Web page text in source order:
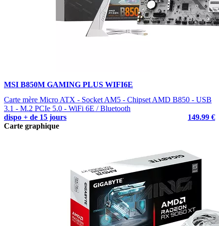
MSI B850M GAMING PLUS WIFI6E
Carte mère Micro ATX - Socket AM5 - Chipset AMD B850 - USB
3.1 - M.2 PCIe 5.0 - WiFi 6E / Bluetooth
dispo + de 15 jours
149.99 €
Carte graphique